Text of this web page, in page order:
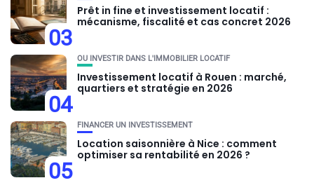
03
Prêt in fine et investissement locatif :
mécanisme, fiscalité et cas concret 2026
04
OU INVESTIR DANS L'IMMOBILIER LOCATIF
Investissement locatif à Rouen : marché,
quartiers et stratégie en 2026
05
FINANCER UN INVESTISSEMENT
Location saisonnière à Nice : comment
optimiser sa rentabilité en 2026 ?